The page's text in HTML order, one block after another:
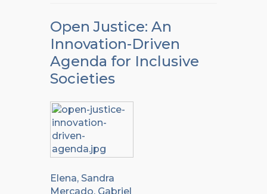
Open Justice: An
Innovation-Driven
Agenda for Inclusive
Societies
Elena, Sandra
Mercado, Gabriel